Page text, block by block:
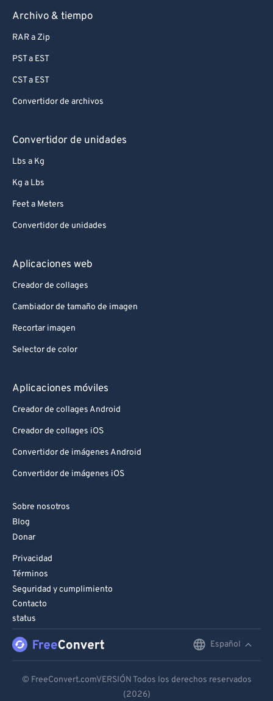
Archivo & tiempo
RAR a Zip
PST a EST
CST a EST
Convertidor de archivos
Convertidor de unidades
Lbs a Kg
Kg a Lbs
Feet a Meters
Convertidor de unidades
Aplicaciones web
Creador de collages
Cambiador de tamaño de imagen
Recortar imagen
Selector de color
Aplicaciones móviles
Creador de collages Android
Creador de collages iOS
Convertidor de imágenes Android
Convertidor de imágenes iOS
Sobre nosotros
Blog
Donar
Privacidad
Términos
Seguridad y cumplimiento
Contacto
status
Español
Español
© FreeConvert.comVERSIÓN Todos los derechos reservados
(2026)